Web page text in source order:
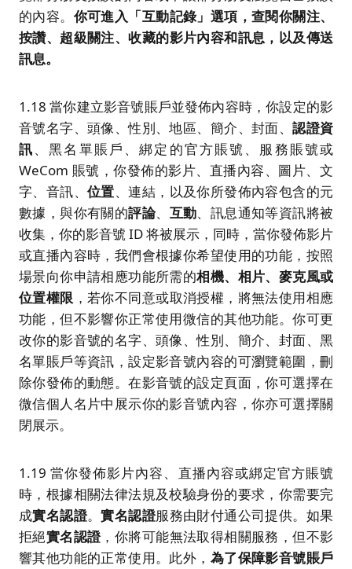
的內容。你可進入「互動記錄」選項，查閱你關注、
按讚、超級關注、收藏的影片內容和訊息，以及傳送
訊息。
1.18 當你建立影音號賬戶並發佈內容時，你設定的影
音號名字、頭像、性別、地區、簡介、封面、認證資
訊、黑名單賬戶、綁定的官方賬號、服務賬號或
WeCom 賬號，你發佈的影片、直播內容、圖片、文
字、音訊、位置、連結，以及你所發佈內容包含的元
數據，與你有關的評論、 互動、訊息通知等資訊將被
收集，你的影音號 ID 将被展示，同時，當你發佈影片
或直播內容時，我們會根據你希望使用的功能，按照
場景向你申請相應功能所需的相機、相片、麥克風或
位置權限 ，若你不同意或取消授權，將無法使用相應
功能，但不影響你正常使用微信的其他功能。你可更
改你的影音號的名字、頭像、性別、簡介、封面、黑
名單賬戶等資訊，設定影音號內容的可瀏覽範圍，刪
除你發佈的動態。在影音號的設定頁面，你可選擇在
微信個人名片中展示你的影音號內容，你亦可選擇關
閉展示。
1.19 當你發佈影片內容、直播內容或綁定官方賬號
時，根據相關法律法規及校驗身份的要求，你需要完
成實名認證。實名認證服務由財付通公司提供。如果
拒絕實名認證，你將可能無法取得相關服務，但不影
響其他功能的正常使用。此外， 為了保障影音號賬戶